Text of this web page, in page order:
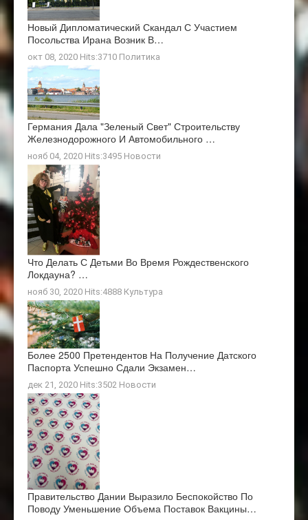
Новый Дипломатический Скандал С Участием
Посольства Ирана Возник В…
окт 08, 2020 Hits:3710 Политика
Германия Дала "зеленый Свет" Строительству
Железнодорожного И Автомобильного …
нояб 04, 2020 Hits:3495 Новости
Что Делать С Детьми Во Время Рождественского
Локдауна? …
нояб 30, 2020 Hits:4888 Культура
Более 2500 Претендентов На Получение Датского
Паспорта Успешно Сдали Экзамен…
дек 21, 2020 Hits:3502 Новости
Правительство Дании Выразило Беспокойство По
Поводу Уменьшение Объема Поставок Вакцины…